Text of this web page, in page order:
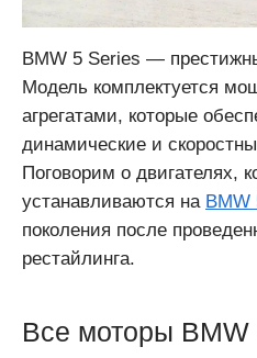
BMW 5 Series —
Модель комплектуется
агрегатами, которые
динамические и
Поговорим о двигателях,
устанавливаются на BMW
поколения после
рестайлинга.
Все моторы BMW